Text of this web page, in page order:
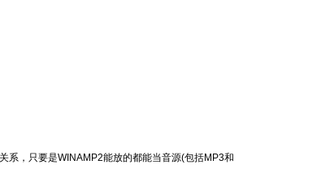
，只要是WINAMP2能放的都能当音源(包括MP3和